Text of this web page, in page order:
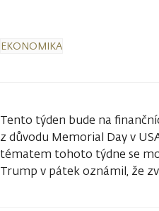
EKONOMIKA
Tento týden bude na
z důvodu Memorial Day v
tématem tohoto týdne se
Trump v pátek oznámil, že